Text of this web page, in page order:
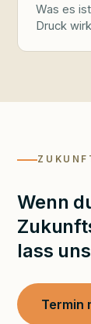
Was es
Druck
Wenn
lass
Termin